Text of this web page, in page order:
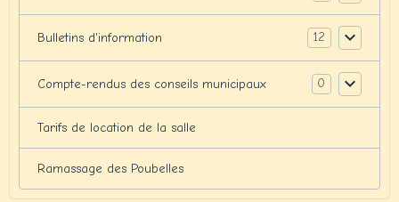
Bulletins d'information 12
Compte-rendus des conseils municipaux 0
Tarifs de location de la salle
Ramassage des Poubelles